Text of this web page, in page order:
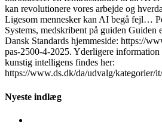
kan revolutionere vores arbejde og
Ligesom mennesker kan AI begå fejl…
Systems, medskribent på guiden
Dansk Standards hjemmeside: https://
pas-2500-4-2025. Yderligere
kunstig intelligens findes her:
https://www.ds.dk/da/udvalg/kategorier/
Nyeste indlæg